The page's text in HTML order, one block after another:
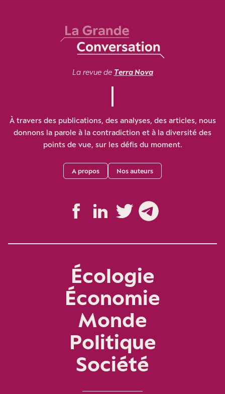
La revue de Terra Nova
À travers des publications, des analyses, des articles, nous
donnons la parole à la contradiction et à la diversité des
points de vue, sur les défis du moment.
A propos Nos auteurs
Écologie
Économie
Monde
Politique
Société